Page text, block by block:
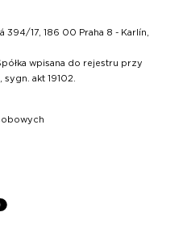
394/17, 186 00 Praha 8 - Karlín,
wpisana do rejestru przy
sygn. akt 19102.